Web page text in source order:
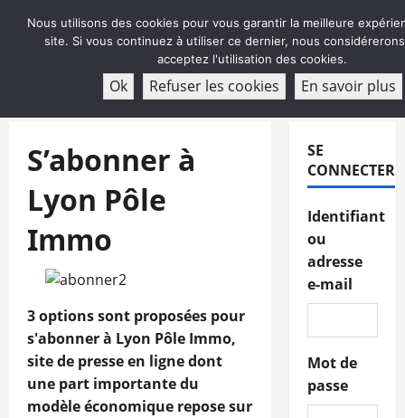
ABONNEMENT
S’abonner à
Lyon Pôle
Immo
3 options sont proposées pour
s'abonner à Lyon Pôle Immo,
site de presse en ligne dont
une part importante du
modèle économique repose sur
SE
CONNECTER
Identifiant
ou
adresse
e-mail
Mot de
passe
Nous utilisons des cookies pour vous garantir la meilleure
site. Si vous continuez à utiliser ce dernier, nous
acceptez l'utilisation des cookies.
Ok Refuser les cookies En savoir plus